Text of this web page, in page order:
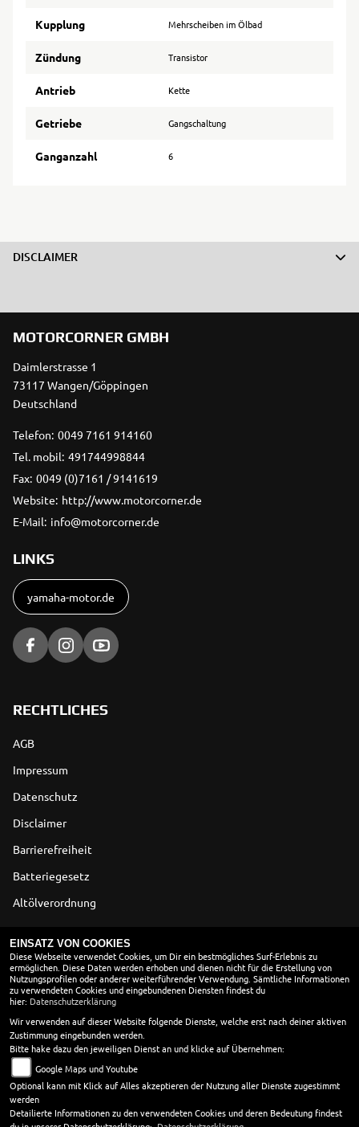
Kupplung Mehrscheiben im Ölbad
Zündung Transistor
Antrieb Kette
Getriebe Gangschaltung
Ganganzahl 6
DISCLAIMER
MOTORCORNER GMBH
Daimlerstrasse 1
73117 Wangen/Göppingen
Deutschland
Telefon: 0049 7161 914160
Tel. mobil: 491744998844
Fax: 0049 (0)7161 / 9141619
Website: http://www.motorcorner.de
E-Mail: info@motorcorner.de
LINKS
yamaha-motor.de
RECHTLICHES
AGB
Impressum
Datenschutz
Disclaimer
Barrierefreiheit
Batteriegesetz
Altölverordnung
ÖFFNUNGSZEITEN
SOMMERÖFFNUNGSZEITEN
Montag:
09:00 - 12:00 und 13:30 - 18:00
Dienstag:
09:00 - 12:00 und 13:30 - 18:00
Mittwoch:
13:30 - 18:00
Donnerstag:
09:00 - 12:00 und 13:30 - 18:00
Freitag:
09:00 - 12:00 und 13:30 - 18:00
Samstag:
09:00 - 13:30
Sonntag:
geschlossen
EINSATZ VON COOKIES
Diese Webseite verwendet Cookies, um Dir ein bestmögliches Surf-Erlebnis zu
ermöglichen. Diese Daten werden erhoben und dienen nicht für die Erstellung von
Nutzungsprofilen oder anderer weiterführender Verwendung. Sämtliche Informationen
zu verwendeten Cookies und eingebundenen Diensten findest du
hier: Datenschutzerklärung
Wir verwenden auf dieser Website folgende Dienste, welche erst nach deiner aktiven
Zustimmung eingebunden werden.
Bitte hake dazu den jeweiligen Dienst an und klicke auf Übernehmen:
Google Maps und Youtube
Optional kann mit Klick auf Alles akzeptieren der Nutzung aller Dienste zugestimmt
werden
Detailierte Informationen zu den verwendeten Cookies und deren Bedeutung findest